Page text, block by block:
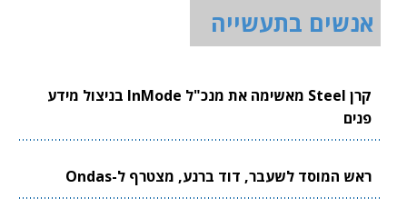
אנשים בתעשייה
קרן Steel מאשימה את מנכ"ל InMode בניצול מידע
פנים
ראש המוסד לשעבר, דוד ברנע, מצטרף ל-Ondas